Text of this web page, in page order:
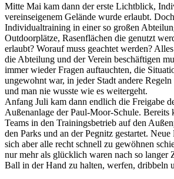
Mitte Mai kam dann der erste Lichtblick,
vereinseigenem Gelände wurde erlaubt.
Individualtraining in einer so großen
Outdoorplätze, Rasenflächen die genutzt
erlaubt? Worauf muss geachtet werden?
die Abteilung und der Verein beschäftigen
immer wieder Fragen auftauchten, die
ungewohnt war, in jeder Stadt andere Regeln
und man nie wusste wie es weitergeht.
Anfang Juli kam dann endlich die Freigabe
Außenanlage der Paul-Moor-Schule. Bereits
Teams in den Trainingsbetrieb auf den
den Parks und an der Pegnitz gestartet.
sich aber alle recht schnell zu gewöhnen
nur mehr als glücklich waren nach so langer
Ball in der Hand zu halten, werfen, dribbeln